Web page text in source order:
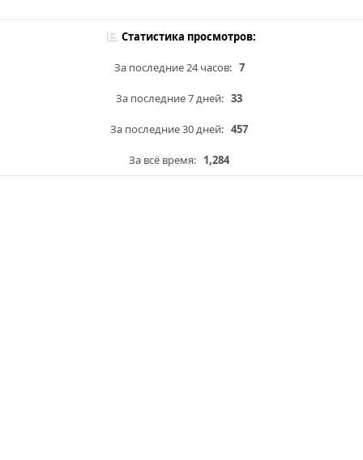
Статистика просмотров:
За последние 24 часов: 7
За последние 7 дней: 33
За последние 30 дней: 457
За всё время: 1,284